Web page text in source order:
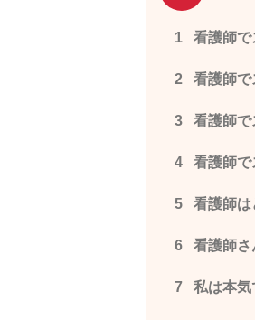
1 看護師で
2 看護師で
3 看護師で
4 看護師で
5 看護師は
6 看護師さ
7 私は本気